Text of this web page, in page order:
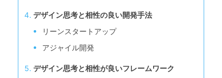
デザイン思考と相性の良い開発手法
リーンスタートアップ
アジャイル開発
デザイン思考と相性が良いフレームワーク